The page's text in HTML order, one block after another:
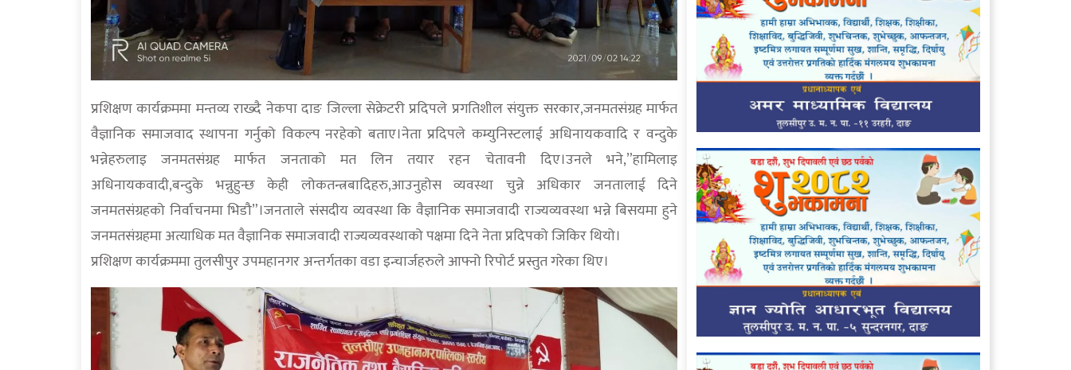
प्रशिक्षण कार्यक्रममा मन्तव्य राख्दै नेकपा दाङ जिल्ला सेक्रेटरी प्रदिपले प्रगतिशील संयुक्त सरकार,जनमतसंग्रह मार्फत
वैज्ञानिक समाजवाद स्थापना गर्नुको विकल्प नरहेको बताए।नेता प्रदिपले कम्युनिस्टलाई अधिनायकवादि र वन्दुके
भन्नेहरुलाइ जनमतसंग्रह मार्फत जनताको मत लिन तयार रहन चेतावनी दिए।उनले भने,”हामिलाइ
अधिनायकवादी,बन्दुके भन्नुहुन्छ केही लोकतन्त्रबादिहरु,आउनुहोस व्यवस्था चुन्ने अधिकार जनतालाई दिने
जनमतसंग्रहको निर्वाचनमा भिडौ”।जनताले संसदीय व्यवस्था कि वैज्ञानिक समाजवादी राज्यव्यवस्था भन्ने बिसयमा हुने
जनमतसंग्रहमा अत्याधिक मत वैज्ञानिक समाजवादी राज्यव्यवस्थाको पक्षमा दिने नेता प्रदिपको जिकिर थियो।
प्रशिक्षण कार्यक्रममा तुलसीपुर उपमहानगर अन्तर्गतका वडा इन्चार्जहरुले आफ्नो रिपोर्ट प्रस्तुत गरेका थिए।